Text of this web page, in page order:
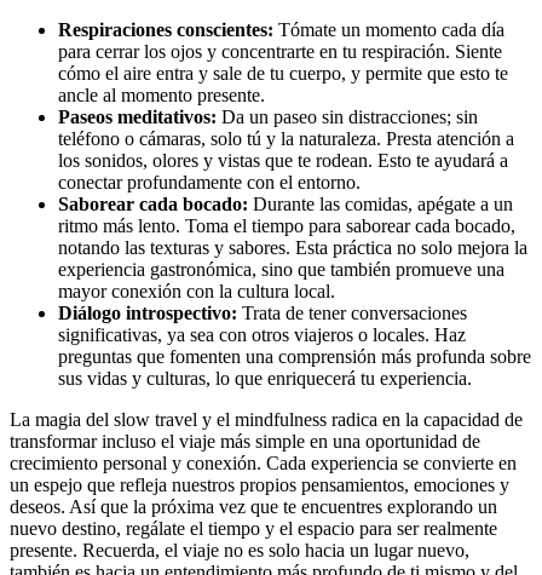
Respiraciones conscientes: Tómate un momento cada día
para cerrar los ojos y concentrarte en tu respiración. Siente
cómo el aire entra y sale de tu cuerpo, y permite que esto te
ancle al momento presente.
Paseos meditativos: Da un paseo sin distracciones; sin
teléfono o cámaras, solo tú y la naturaleza. Presta atención a
los sonidos, olores y vistas que te rodean. Esto te ayudará a
conectar profundamente con el entorno.
Saborear cada bocado: Durante las comidas, apégate a un
ritmo más lento. Toma el tiempo para saborear cada bocado,
notando las texturas y sabores. Esta práctica no solo mejora la
experiencia gastronómica, sino que también promueve una
mayor conexión con la cultura local.
Diálogo introspectivo: Trata de tener conversaciones
significativas, ya sea con otros viajeros o locales. Haz
preguntas que fomenten una comprensión más profunda sobre
sus vidas y culturas, lo que enriquecerá tu experiencia.
La magia del slow travel y el mindfulness radica en la capacidad de
transformar incluso el viaje más simple en una oportunidad de
crecimiento personal y conexión. Cada experiencia se convierte en
un espejo que refleja nuestros propios pensamientos, emociones y
deseos. Así que la próxima vez que te encuentres explorando un
nuevo destino, regálate el tiempo y el espacio para ser realmente
presente. Recuerda, el viaje no es solo hacia un lugar nuevo,